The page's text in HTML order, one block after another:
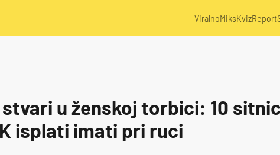
ViralnoMiksKvizReport
u ženskoj torbici: 10
isplati imati pri ruci